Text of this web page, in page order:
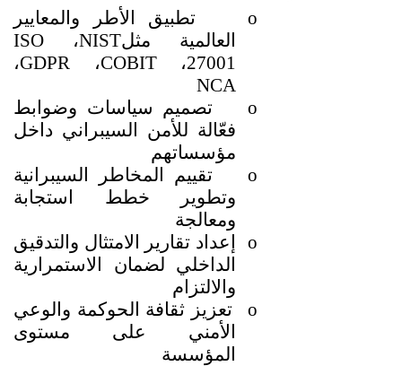
o
تطبيق الأطر والمعايير
العالمية مثلNIST، ISO
27001،COBIT، GDPR،
NCA
o
تصميم سياسات وضوابط
فعّالة للأمن السيبراني داخل
مؤسساتهم
o
تقييم المخاطر السيبرانية
وتطوير خطط استجابة
ومعالجة
o
إعداد تقارير الامتثال والتدقيق
الداخلي لضمان الاستمرارية
والالتزام
o
تعزيز ثقافة الحوكمة والوعي
الأمني على مستوى
المؤسسة